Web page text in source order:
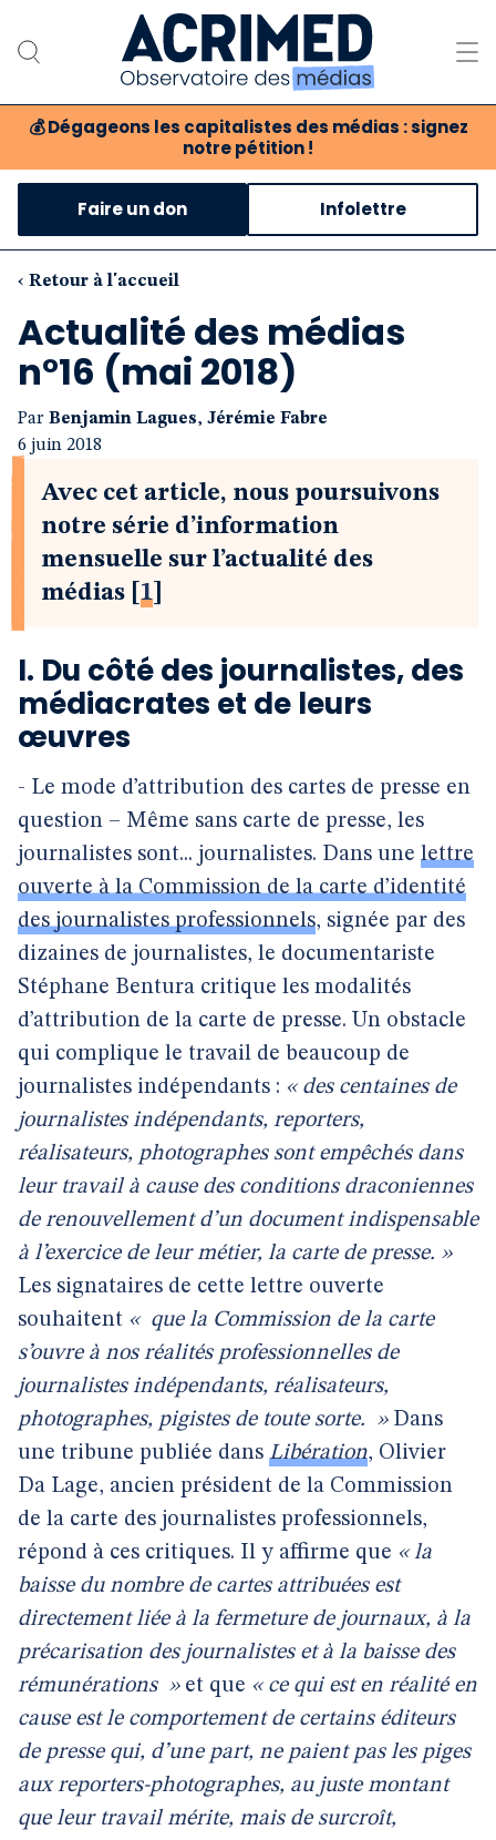
💰 Dégageons les capitalistes des médias : signez
notre pétition !
Notre association
Notre critique des médias
Nos propositions
Notre revue
Boutique
Faire un don Infolettre
‹ Retour à l'accueil
Actualité des médias
n°16 (mai 2018)
Par Benjamin Lagues, Jérémie Fabre
6 juin 2018
Avec cet article, nous poursuivons
notre série d’information
mensuelle sur l’actualité des
médias
1
I. Du côté des journalistes, des
médiacrates et de leurs
œuvres
- Le mode d’attribution des cartes de presse en
question – Même sans carte de presse, les
journalistes sont... journalistes. Dans une lettre
ouverte à la Commission de la carte d’identité
des journalistes professionnels, signée par des
dizaines de journalistes, le documentariste
Stéphane Bentura critique les modalités
d’attribution de la carte de presse. Un obstacle
qui complique le travail de beaucoup de
journalistes indépendants : « des centaines de
journalistes indépendants, reporters,
réalisateurs, photographes sont empêchés dans
leur travail à cause des conditions draconiennes
de renouvellement d’un document indispensable
à l’exercice de leur métier, la carte de presse. »
Les signataires de cette lettre ouverte
souhaitent « que la Commission de la carte
s’ouvre à nos réalités professionnelles de
journalistes indépendants, réalisateurs,
photographes, pigistes de toute sorte. »Dans
une tribune publiée dans Libération, Olivier
Da Lage, ancien président de la Commission
de la carte des journalistes professionnels,
répond à ces critiques. Il y affirme que « la
baisse du nombre de cartes attribuées est
directement liée à la fermeture de journaux, à la
précarisation des journalistes et à la baisse des
rémunérations »et que « ce qui est en réalité en
cause est le comportement de certains éditeurs
de presse qui, d’une part, ne paient pas les piges
aux reporters-photographes, au juste montant
que leur travail mérite, mais de surcroît,